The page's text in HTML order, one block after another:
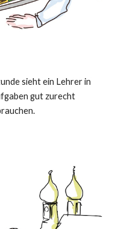
sieht ein Lehrer in
gut zurecht